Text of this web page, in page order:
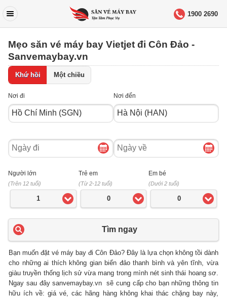
1900 2690
Mẹo săn vé máy bay Vietjet đi Côn Đảo -
Sanvemaybay.vn
Khứ hồi Một chiều
Nơi đi Nơi đến
Ngày
đi
Ngày
về
Người lớn
(Trên 12 tuổi)
1
Trẻ em
(Từ 2-12 tuổi)
0
Em bé
(Dưới 2 tuổi)
0
Tìm ngay
Bạn muốn đặt vé máy bay đi Côn Đảo? Đây là lựa chọn không tồi dành
cho những ai thích không gian biển đảo thanh bình và yên tĩnh, vừa
giàu truyền thống lịch sử vừa mang trong mình nét sinh thái hoang sơ.
Ngay sau đây sanvemaybay.vn sẽ cung cấp cho bạn những thông tin
hữu ích về: giá vé, các hãng hàng không khai thác chặng bay này,